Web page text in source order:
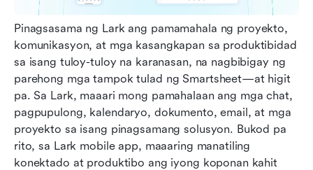
Pinagsasama ng Lark ang pamamahala ng proyekto,
komunikasyon, at mga kasangkapan sa produktibidad
sa isang tuloy-tuloy na karanasan, na nagbibigay ng
parehong mga tampok tulad ng Smartsheet—at higit
pa. Sa Lark, maaari mong pamahalaan ang mga chat,
pagpupulong, kalendaryo, dokumento, email, at mga
proyekto sa isang pinagsamang solusyon. Bukod pa
rito, sa Lark mobile app, maaaring manatiling
konektado at produktibo ang iyong koponan kahit